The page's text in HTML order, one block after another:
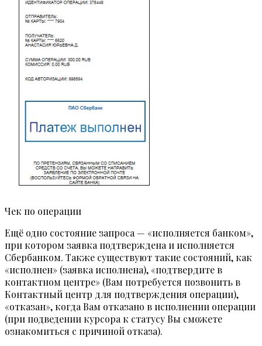
Чек по операции
Ещё одно состояние запроса — «исполняется банком»,
при котором заявка подтверждена и исполняется
Сбербанком. Также существуют такие состояний, как
«исполнен» (заявка исполнена), «подтвердите в
контактном центре» (Вам потребуется позвонить в
Контактный центр для подтверждения операции),
«отказан», когда Вам отказано в исполнении операции
(при подведении курсора к статусу Вы сможете
ознакомиться с причиной отказа).